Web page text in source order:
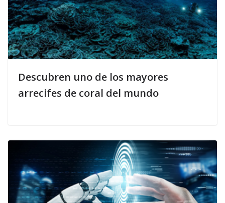
Descubren uno de los mayores
arrecifes de coral del mundo